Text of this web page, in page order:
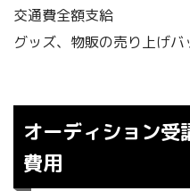
交通費全額支給
グッズ、物販の売り上げバ
オーディション受
費用